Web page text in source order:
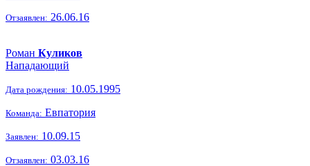
Отзаявлен: 26.06.16
Роман Куликов
Нападающий
Дата рождения: 10.05.1995
Команда: Евпатория
Заявлен: 10.09.15
Отзаявлен: 03.03.16